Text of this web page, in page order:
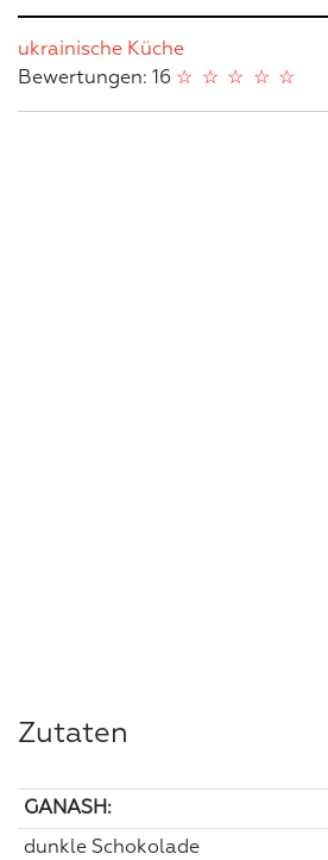
ukrainische Küche
Bewertungen: 16
☆
☆
☆
☆
☆
Zutaten
GANASH:
dunkle Schokolade